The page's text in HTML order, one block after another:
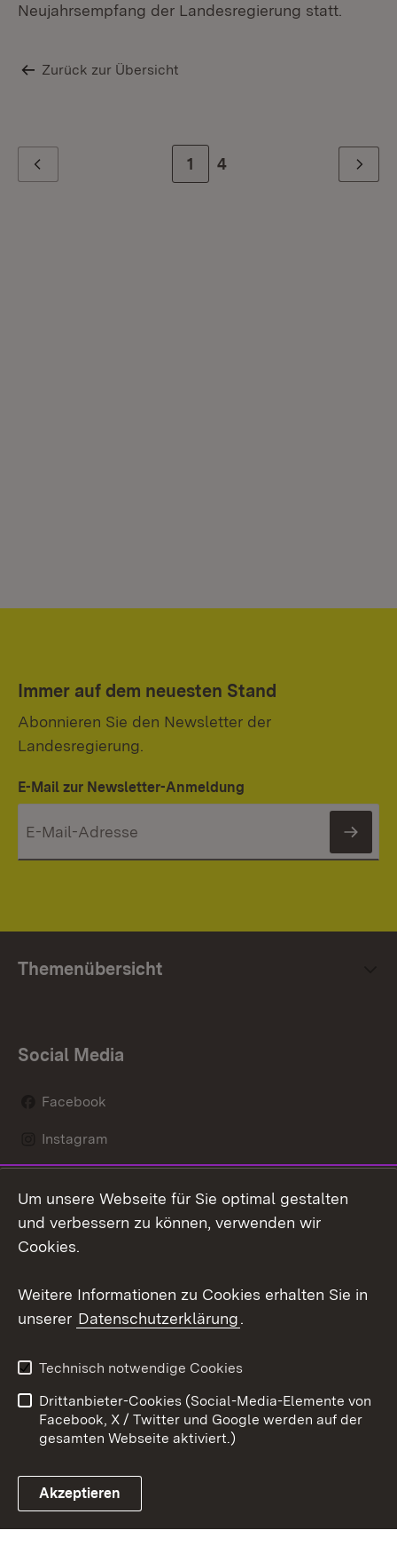
Neujahrsempfang der Landesregierung statt.
Zurück zur Übersicht
Zur Seite
1 Zur letzten Seite
4 Weiter
Immer auf dem neuesten Stand
Abonnieren Sie den Newsletter der
Landesregierung.
E-Mail zur Newsletter-Anmeldung
Themenübersicht
Social Media
Facebook
Instagram
Mastodon
Youtube
Link zum Landesportal
Kontakt
Datenschutz
Barrierefreiheit
Impressum Cookies
Um unsere Webseite für Sie optimal gestalten
und verbessern zu können, verwenden wir
Cookies.
Weitere Informationen zu Cookies erhalten Sie in
unserer Datenschutzerklärung.
Technisch notwendige Cookies
Drittanbieter-Cookies (Social-Media-Elemente von
Facebook, X / Twitter und Google werden auf der
gesamten Webseite aktiviert.)
Akzeptieren